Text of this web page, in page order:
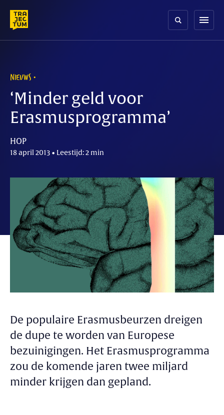
content
menu
NIEUWS
‘Minder geld voor
Erasmusprogramma’
HOP
18 april 2013 • Leestijd: 2 min
De populaire Erasmusbeurzen dreigen
de dupe te worden van Europese
bezuinigingen. Het Erasmusprogramma
zou de komende jaren twee miljard
minder krijgen dan gepland.